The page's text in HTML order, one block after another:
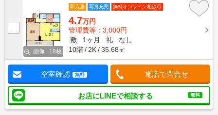
画像 : 18枚
即入居 写真充実 無料オンライン相談可
4.7万円
管理費等：3,000円
敷
1ヶ月 礼
なし
10階
2K 35.68㎡
空室確認 無料 電話で問合せ
お店にLINEで相談する 無料